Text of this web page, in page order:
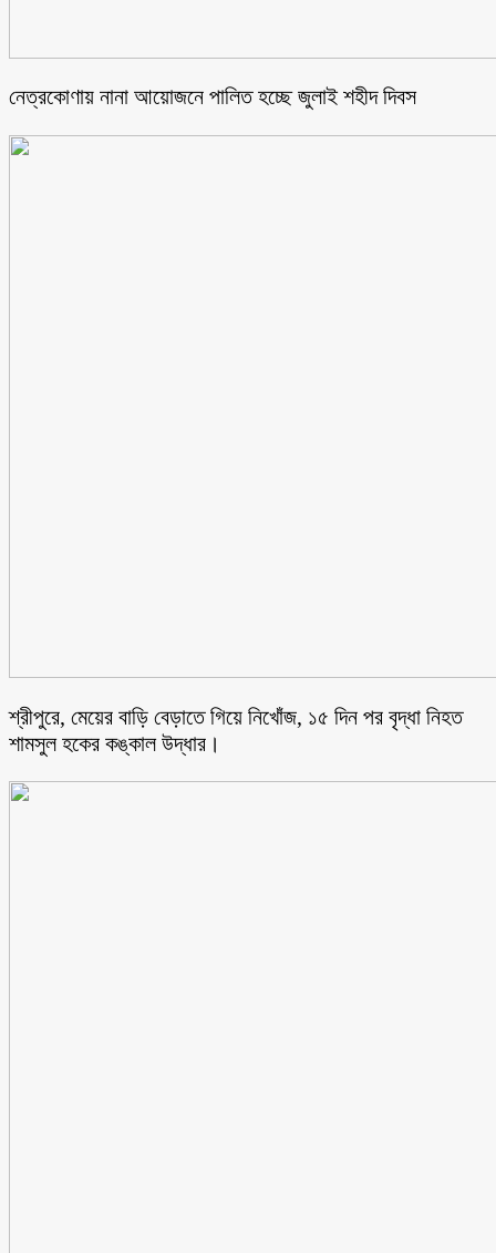
নেত্রকোণায় নানা আয়োজনে পালিত হচ্ছে জুলাই শহীদ দিবস
শ্রীপুরে, মেয়ের বাড়ি বেড়াতে গিয়ে নিখোঁজ, ১৫ দিন পর বৃদ্ধা নিহত
শামসুল হকের কঙ্কাল উদ্ধার।